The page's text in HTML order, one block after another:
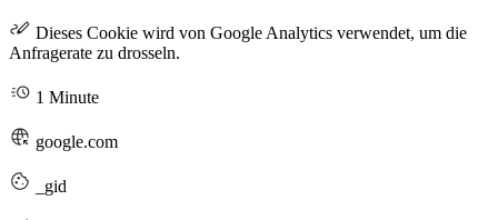
Dieses Cookie wird von Google Analytics verwendet, um die
Anfragerate zu drosseln.
1 Minute
google.com
_gid